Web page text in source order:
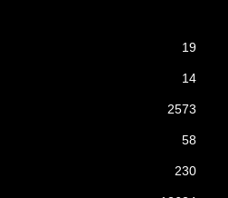
19
14
2573
58
230